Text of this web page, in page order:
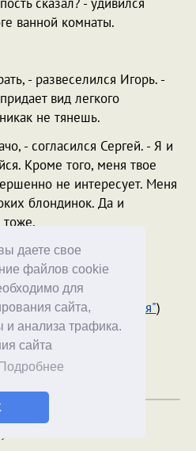
даете свое
файлов cookie
для
сайта,
и анализа трафика.
сайта
Подробнее
ванной комнаты.
- развеселился Игорь. -
вид легкого
не тянешь.
- согласился Сергей. - Я и
Кроме того, меня твое
не интересует. Меня
блондинок. Да и
дверью.
]
арии князя Игоря")